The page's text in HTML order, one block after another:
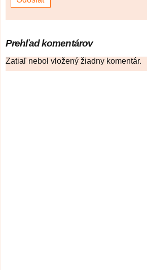
Prehľad komentárov
Zatiaľ nebol vložený žiadny komentár.